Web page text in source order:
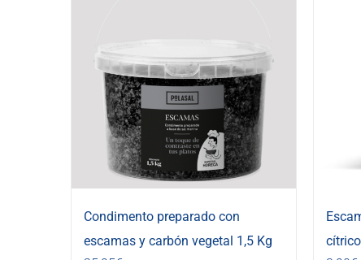
Condimento preparado con
escamas y carbón vegetal 1,5 Kg